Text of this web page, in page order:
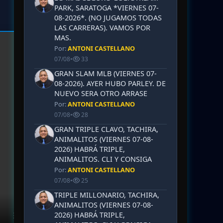
PARK, SARATOGA *VIERNES 07-
08-2026*. (NO JUGAMOS TODAS
LAS CARRERAS). VAMOS POR
MAS.
Por:ANTONI CASTELLANO
07/08• 33
GRAN SLAM MLB (VIERNES 07-
08-2026). AYER HUBO PARLEY. DE
NUEVO SERA OTRO ARRASE
Por:ANTONI CASTELLANO
07/08• 28
GRAN TRIPLE CLAVO, TACHIRA,
ANIMALITOS (VIERNES 07-08-
2026) HABRÁ TRIPLE,
ANIMALITOS. CLI Y CONSIGA
Por:ANTONI CASTELLANO
07/08• 25
TRIPLE MILLONARIO, TACHIRA,
ANIMALITOS (VIERNES 07-08-
2026) HABRÁ TRIPLE,